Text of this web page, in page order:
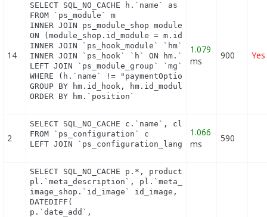
14
SELECT SQL_NO_CACHE h.`name` as hook,
FROM `ps_module` m
INNER JOIN ps_module_shop module_shop
ON (module_shop.id_module = m.id_module AND
INNER JOIN `ps_hook_module` `hm` ON
INNER JOIN `ps_hook` `h` ON hm.`id_hook` =
LEFT JOIN `ps_module_group` `mg` ON
WHERE (h.`name` != "paymentOptions") AND
GROUP BY hm.id_hook, hm.id_module
ORDER BY hm.`position`
1.079
ms
900 Yes
2
SELECT SQL_NO_CACHE c.`name`, cl.`id_lang`,
FROM `ps_configuration` c
LEFT JOIN `ps_configuration_lang` cl ON
1.066
ms
590
SELECT SQL_NO_CACHE p.*, product_shop.*,
pl.`meta_description`, pl.`meta_keywords`,
image_shop.`id_image` id_image, il.`legend`,
DATEDIFF(
p.`date_add`,